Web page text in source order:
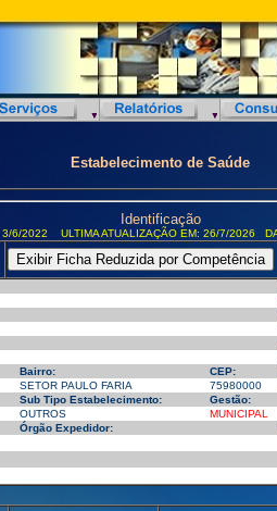
Estabelecimento de Saúde
Identificação
3/6/2022 ULTIMA ATUALIZAÇÃO EM: 26/7/2026
Bairro: CEP:
SETOR PAULO FARIA 75980000
Sub Tipo Estabelecimento: Gestão:
OUTROS MUNICIPAL
Órgão Expedidor: